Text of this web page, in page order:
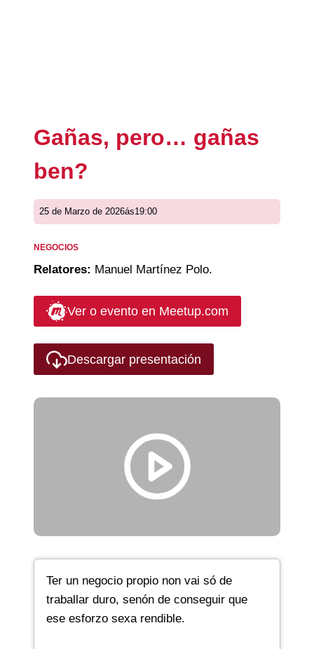
Gañas, pero… gañas
ben?
25 de Marzo de 2026ás19:00
NEGOCIOS
Relatores: Manuel Martínez Polo.
Ver o evento en Meetup.com
Descargar presentación
Ter un negocio propio non vai só de
traballar duro, senón de conseguir que
ese esforzo sexa rendible.